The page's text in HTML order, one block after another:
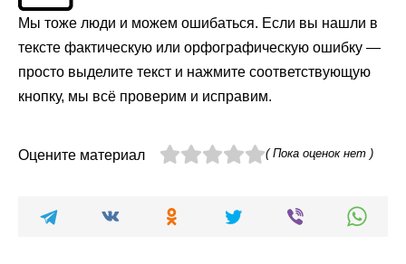
Мы тоже люди и можем ошибаться. Если вы нашли в
тексте фактическую или орфографическую ошибку —
просто выделите текст и нажмите соответствующую
кнопку, мы всё проверим и исправим.
Оцените материал ( Пока оценок нет )